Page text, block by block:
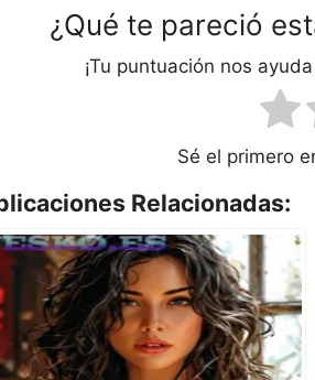
¿Qué te pareció
¡Tu puntuación nos
Sé el primero
Relacionadas: